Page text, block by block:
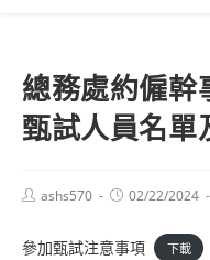
總務處約僱幹
甄試人員名單
Postashs570
Post02/22/2024
參加甄試注意事項 下載